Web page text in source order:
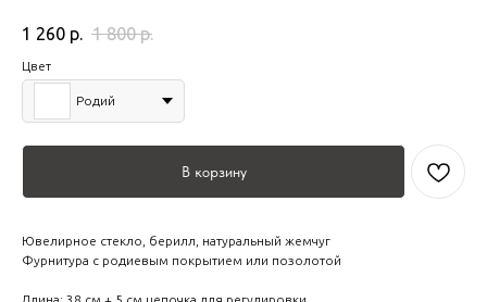
1 260 р. 1 800 р.
Цвет
Родий
В корзину
Ювелирное стекло, берилл, натуральный жемчуг
Фурнитура с родиевым покрытием или позолотой